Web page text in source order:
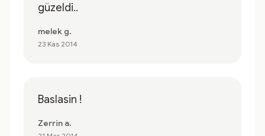
güzeldi..
melek g.
23 Kas 2014
Baslasin !
Zerrin a.